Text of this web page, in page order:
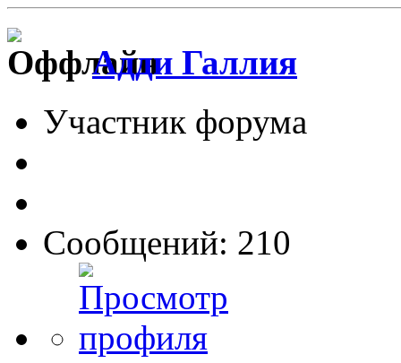
Адди Галлия
Участник форума
Сообщений: 210